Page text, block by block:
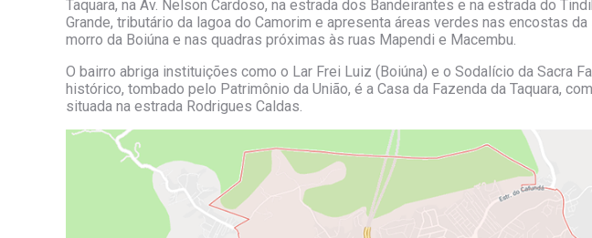
Taquara, na Av. Nelson Cardoso, na estrada dos Bandeirantes e na estrada do
Grande, tributário da lagoa do Camorim e apresenta áreas verdes nas encostas da
morro da Boiúna e nas quadras próximas às ruas Mapendi e Macembu.
O bairro abriga instituições como o Lar Frei Luiz (Boiúna) e o Sodalício da Sacra
histórico, tombado pelo Patrimônio da União, é a Casa da Fazenda da Taquara,
situada na estrada Rodrigues Caldas.